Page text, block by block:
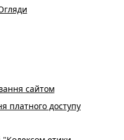
сайтом
платного доступу